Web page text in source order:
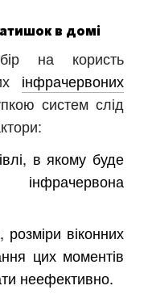
в домі
на користь
інфрачервоних
систем слід
в якому буде
розміри віконних
цих моментів
неефективно.